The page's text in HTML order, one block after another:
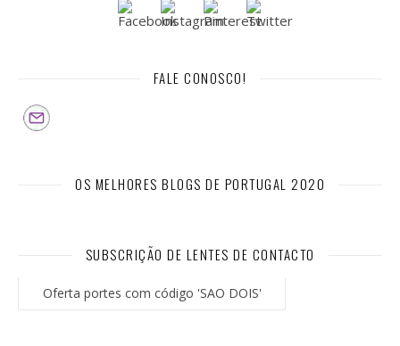
FALE CONOSCO!
OS MELHORES BLOGS DE PORTUGAL 2020
SUBSCRIÇÃO DE LENTES DE CONTACTO
Oferta portes com código 'SAO DOIS'